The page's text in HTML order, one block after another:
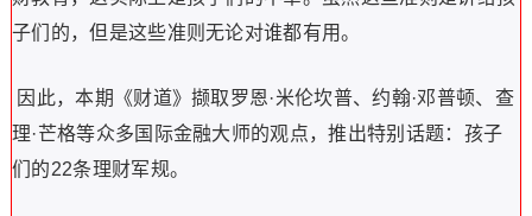
子们的，但是这些准则无论对谁都有用。
因此，本期《财道》撷取罗恩·米伦坎普、约翰·邓普顿、查
理·芒格等众多国际金融大师的观点，推出特别话题：孩子
们的22条理财军规。